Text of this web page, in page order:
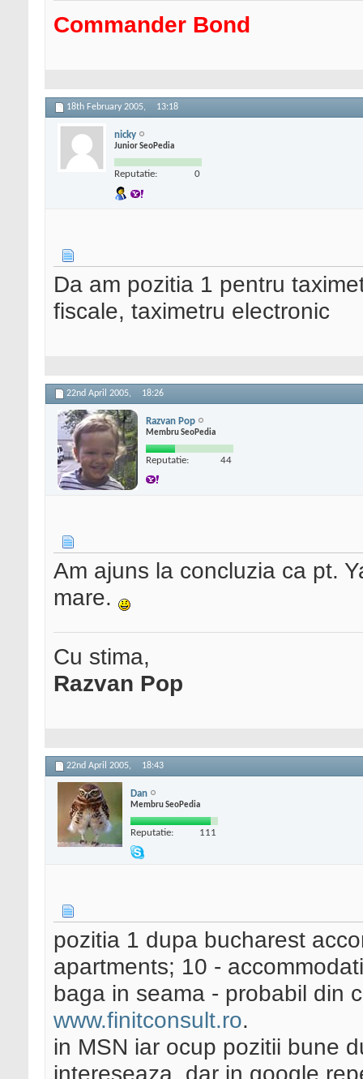
Commander Bond
18th February 2005, 13:18
nicky
Junior SeoPedia
Reputatie: 0
Da am pozitia 1 pentru
fiscale, taximetru electronic
22nd April 2005, 18:26
Razvan Pop
Membru SeoPedia
Reputatie: 44
Am ajuns la concluzia ca pt.
mare.
Cu stima,
Razvan Pop
22nd April 2005, 18:43
Dan
Membru SeoPedia
Reputatie: 111
pozitia 1 dupa bucharest
apartments; 10 -
baga in seama - probabil din
www.finitconsult.ro.
in MSN iar ocup pozitii bune
intereseaza, dar in google